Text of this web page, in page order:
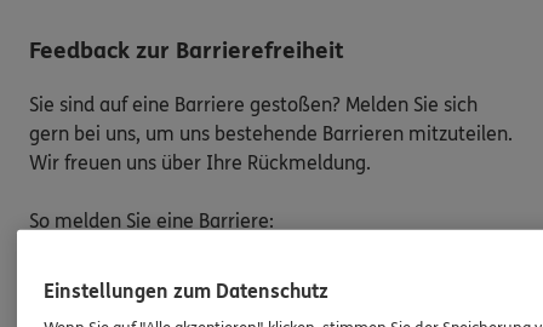
Feedback zur Barrierefreiheit
Sie sind auf eine Barriere gestoßen? Melden Sie sich
gern bei uns, um uns bestehende Barrieren mitzuteilen.
Wir freuen uns über Ihre Rückmeldung.
So melden Sie eine Barriere:
eine Barriere gestoßen sind. Kopieren Sie hierzu
Einstellungen zum Datenschutz